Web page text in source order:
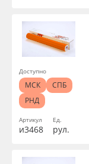
Артикул
и3468
Ед.
рул.
Доступно
МСК
СПБ
РНД